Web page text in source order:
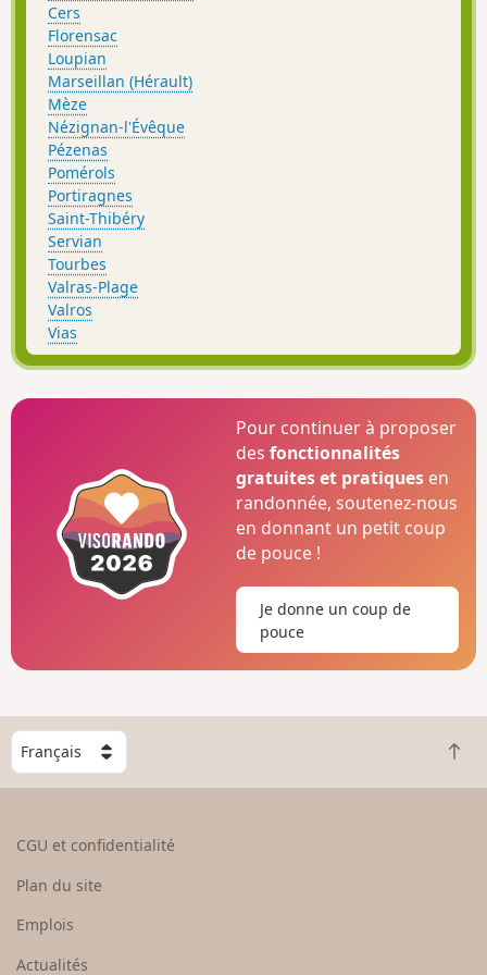
Cers
Florensac
Loupian
Marseillan (Hérault)
Mèze
Nézignan-l'Évêque
Pézenas
Pomérols
Portiragnes
Saint-Thibéry
Servian
Tourbes
Valras-Plage
Valros
Vias
Pour continuer à proposer
desfonctionnalités
gratuites et pratiques en
randonnée, soutenez-nous
en donnant un petit coup
de pouce !
Je donne un coup de
pouce
C
h
o
e
u
R
e
CGU et confidentialité
Plan du site
Emplois
Actualités